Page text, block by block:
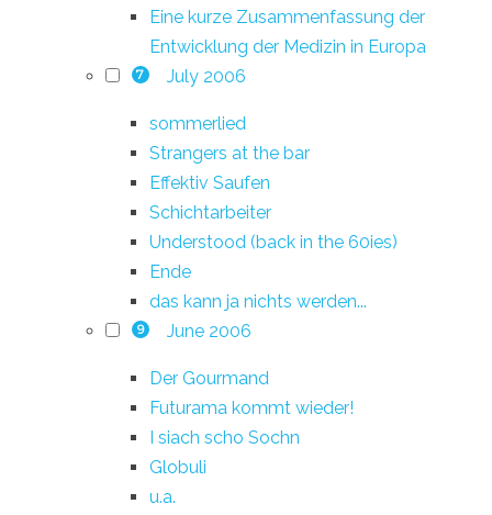
Eine kurze Zusammenfassung der
Entwicklung der Medizin in Europa
7 July 2006
sommerlied
Strangers at the bar
Effektiv Saufen
Schichtarbeiter
Understood (back in the 60ies)
Ende
das kann ja nichts werden...
9 June 2006
Der Gourmand
Futurama kommt wieder!
I siach scho Sochn
Globuli
u.a.